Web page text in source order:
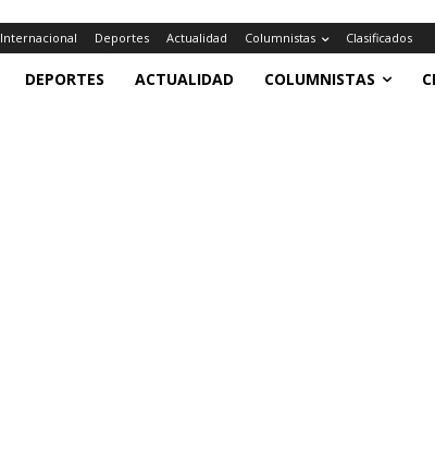
Internacional Deportes Actualidad Columnistas Clasificados
DEPORTES ACTUALIDAD COLUMNISTAS